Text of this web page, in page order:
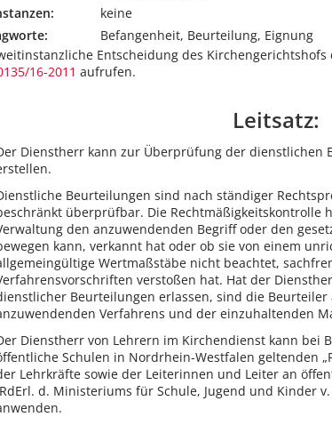
keine
Befangenheit, Beurteilung, Eignung
Entscheidung des
16-2011 aufrufen.
Leitsatz:
Dienstherr kann zur Überprüfung der dienstlichen
Beurteilungen sind nach ständiger
überprüfbar. Die Rechtmäßigkeitskontrolle
den anzuwendenden Begriff oder den
kann, verkannt hat oder ob sie von einem
Wertmaßstäbe nicht beachtet,
verstoßen hat. Hat der
Beurteilungen erlassen, sind die
Verfahrens und der einzuhaltenden
Dienstherr von Lehrern im Kirchendienst kann bei
Schulen in Nordrhein-Westfalen geltenden
Lehrkräfte sowie der Leiterinnen und Leiter an
d. Ministeriums für Schule, Jugend und Kinder v.